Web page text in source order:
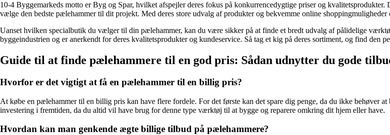
10-4 Byggemarkeds motto er Byg og Spar, hvilket afspejler deres fokus på konkurrencedygtige priser og
vælge den bedste pælehammer til dit projekt. Med deres store udvalg af produkter og bekvemme online
Uanset hvilken specialbutik du vælger til din pælehammer, kan du være sikker på at finde et bredt udvalg af pålidelige
byggeindustrien og er anerkendt for deres kvalitetsprodukter og kundeservice. Så tag et kig på deres sortiment, og find den
Guide til at finde pælehammere til en god pris: Sådan udnytter du gode
Hvorfor er det vigtigt at få en pælehammer til en billig pris?
At købe en pælehammer til en billig pris kan have flere fordele. For det første kan det spare dig penge, da du ikke behøver
investering i fremtiden, da du altid vil have brug for denne type værktøj til at bygge og reparere omkring dit hjem eller have.
Hvordan kan man genkende ægte billige tilbud på pælehammere?